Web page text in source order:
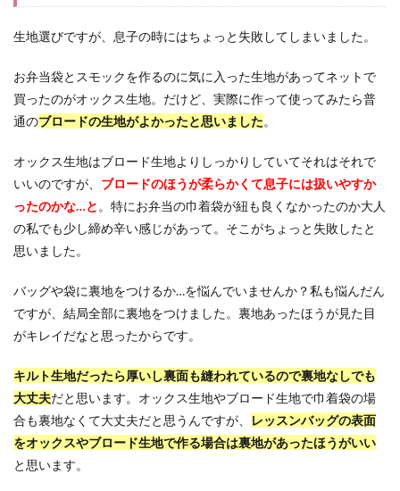
生地選びですが、息子の時にはちょっと失敗してしまいました。
お弁当袋とスモックを作るのに気に入った生地があってネットで
買ったのがオックス生地。だけど、実際に作って使ってみたら普
通のブロードの生地がよかったと思いました。
オックス生地はブロード生地よりしっかりしていてそれはそれで
いいのですが、 ブロードのほうが柔らかくて息子には扱いやすか
ったのかな…と 。特にお弁当の巾着袋が紐も良くなかったのか大人
の私でも少し締め辛い感じがあって。そこがちょっと失敗したと
思いました。
バッグや袋に裏地をつけるか…を悩んでいませんか？私も悩んだん
ですが、結局全部に裏地をつけました。裏地あったほうが見た目
がキレイだなと思ったからです。
キルト生地だったら厚いし裏面も縫われているので裏地なしでも
大丈夫だと思います。オックス生地やブロード生地で巾着袋の場
合も裏地なくて大丈夫だと思うんですが、
レッスンバッグの表面
をオックスやブロード生地で作る場合は裏地があったほうがいい
と思います。